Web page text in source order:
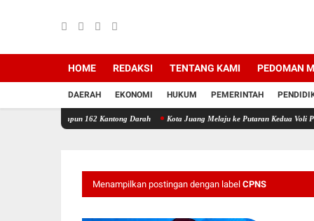
HOME REDAKSI TENTANG KAMI PEDOMAN
DAERAH EKONOMI HUKUM PEMERINTAH
162 Kantong Darah Kota Juang Melaju ke Putaran Kedua Voli Piala Dandim Cup
Menampilkan postingan dengan label CPNS